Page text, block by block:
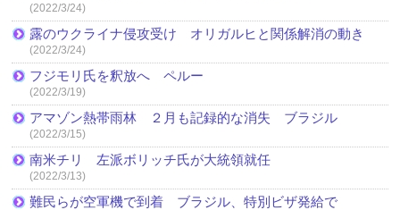
(2022/3/24)
露のウクライナ侵攻受け オリガルヒと関係解消の動き
(2022/3/24)
フジモリ氏を釈放へ ペルー
(2022/3/19)
アマゾン熱帯雨林 ２月も記録的な消失 ブラジル
(2022/3/15)
南米チリ 左派ボリッチ氏が大統領就任
(2022/3/13)
難民らが空軍機で到着 ブラジル、特別ビザ発給で